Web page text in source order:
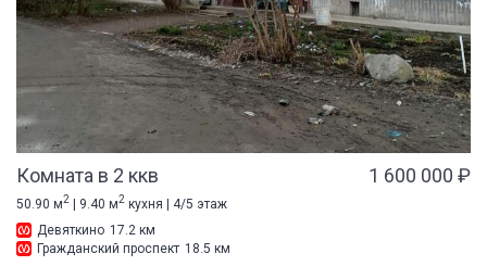
Комната в 2 ккв 1 600 000 ₽
50.90 м2 | 9.40 м2 кухня | 4/5 этаж
Девяткино 17.2 км
Гражданский проспект 18.5 км